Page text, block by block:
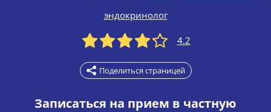
эндокринолог
4.2
Поделиться страницей
Записаться на прием в частную